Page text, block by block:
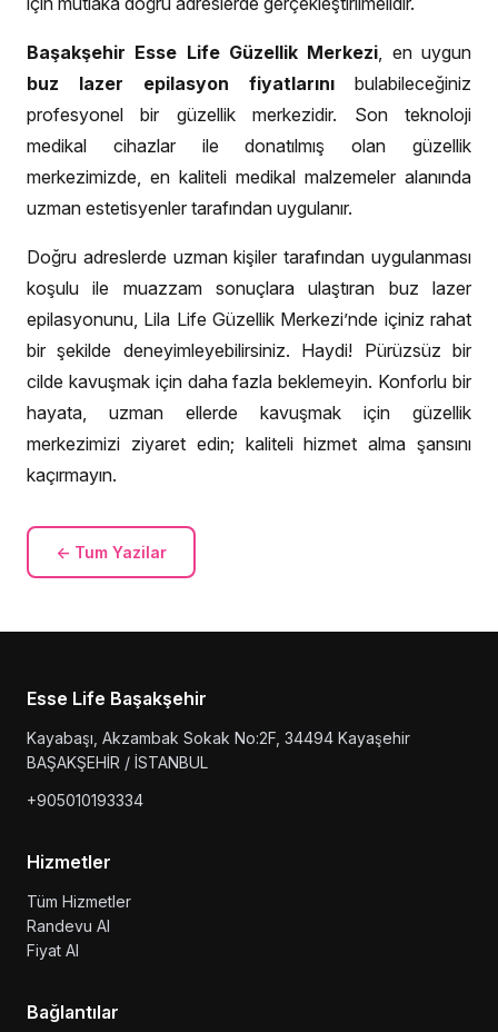
Başakşehir Esse Life Güzellik Merkezi, en uygun
buz lazer epilasyon fiyatlarını bulabileceğiniz
profesyonel bir güzellik merkezidir. Son teknoloji
medikal cihazlar ile donatılmış olan güzellik
merkezimizde, en kaliteli medikal malzemeler alanında
uzman estetisyenler tarafından uygulanır.
Doğru adreslerde uzman kişiler tarafından uygulanması
koşulu ile muazzam sonuçlara ulaştıran buz lazer
epilasyonunu, Lila Life Güzellik Merkezi’nde içiniz rahat
bir şekilde deneyimleyebilirsiniz. Haydi! Pürüzsüz bir
cilde kavuşmak için daha fazla beklemeyin. Konforlu bir
hayata, uzman ellerde kavuşmak için güzellik
merkezimizi ziyaret edin; kaliteli hizmet alma şansını
kaçırmayın.
← Tum Yazilar
Esse Life Başakşehir
Kayabaşı, Akzambak Sokak No:2F, 34494 Kayaşehir
BAŞAKŞEHİR / İSTANBUL
+905010193334
Hizmetler
Tüm Hizmetler
Randevu Al
Fiyat Al
Bağlantılar